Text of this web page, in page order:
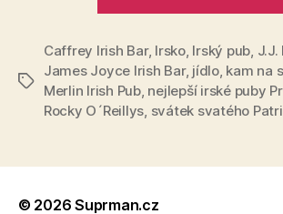
Štítky
Caffrey Irish Bar, Irsko, Irský pub, J.J.
James Joyce Irish Bar, jídlo, kam na
Merlin Irish Pub, nejlepší irské puby
Rocky O´Reillys, svátek svatého
© 2026Suprman.cz